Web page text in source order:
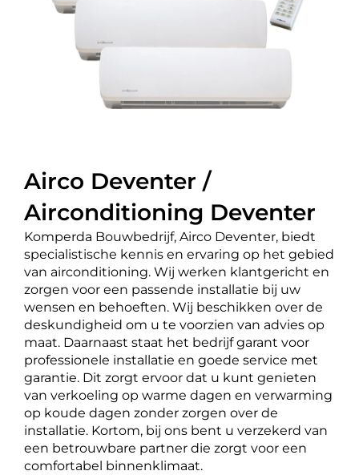
Airco Deventer /
Airconditioning Deventer
Komperda Bouwbedrijf, Airco Deventer, biedt
specialistische kennis en ervaring op het gebied
van airconditioning. Wij werken klantgericht en
zorgen voor een passende installatie bij uw
wensen en behoeften. Wij beschikken over de
deskundigheid om u te voorzien van advies op
maat. Daarnaast staat het bedrijf garant voor
professionele installatie en goede service met
garantie. Dit zorgt ervoor dat u kunt genieten
van verkoeling op warme dagen en verwarming
op koude dagen zonder zorgen over de
installatie. Kortom, bij ons bent u verzekerd van
een betrouwbare partner die zorgt voor een
comfortabel binnenklimaat.